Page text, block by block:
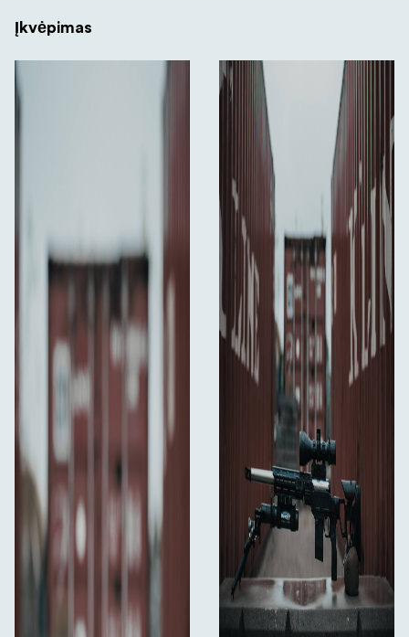
Visiems „Telson Optics“ gaminiams suteikiama visą
gyvenimą galiojanti garantija, atspindinti prekės ženklo
pasitikėjimą savo gaminių kokybe, ilgaamžiškumu ir
ilgalaikiu veikimu.
Įkvėpimas